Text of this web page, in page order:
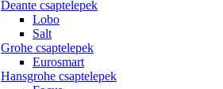
Deante csaptelepek
Lobo
Salt
Grohe csaptelepek
Eurosmart
Hansgrohe csaptelepek